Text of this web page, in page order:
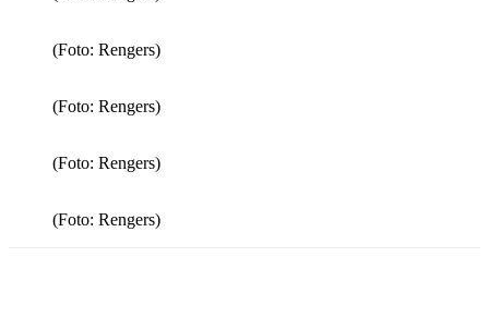
(Foto: Rengers)
(Foto: Rengers)
(Foto: Rengers)
(Foto: Rengers)